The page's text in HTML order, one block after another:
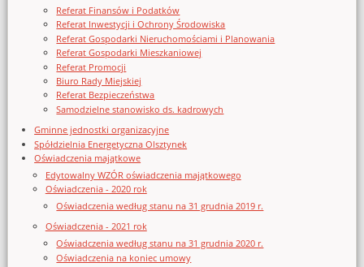
Referat Finansów i Podatków
Referat Inwestycji i Ochrony Środowiska
Referat Gospodarki Nieruchomościami i Planowania
Referat Gospodarki Mieszkaniowej
Referat Promocji
Biuro Rady Miejskiej
Referat Bezpieczeństwa
Samodzielne stanowisko ds. kadrowych
Gminne jednostki organizacyjne
Spółdzielnia Energetyczna Olsztynek
Oświadczenia majątkowe
Edytowalny WZÓR oświadczenia majątkowego
Oświadczenia - 2020 rok
Oświadczenia według stanu na 31 grudnia 2019 r.
Oświadczenia - 2021 rok
Oświadczenia według stanu na 31 grudnia 2020 r.
Oświadczenia na koniec umowy